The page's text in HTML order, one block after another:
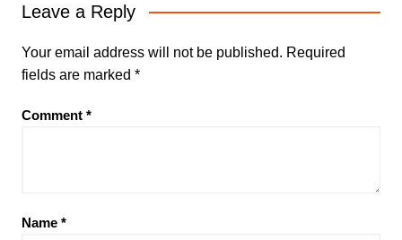
Leave a Reply
Your email address will not be published. Required
fields are marked *
Comment *
Name *